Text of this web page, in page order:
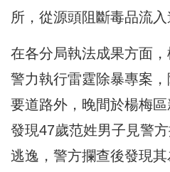
所，從源頭阻斷毒品流入
在各分局執法成果方面
警力執行雷霆除暴專案
要道路外，晚間於楊梅區
發現47歲范姓男子見警
逃逸，警方攔查後發現